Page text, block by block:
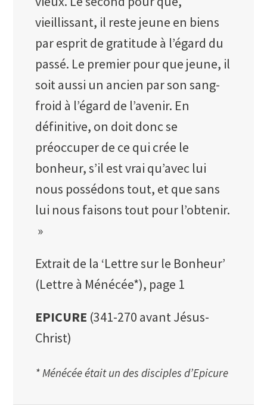
vieillissant, il reste jeune en biens
par esprit de gratitude à l’égard du
passé. Le premier pour que jeune, il
soit aussi un ancien par son sang-
froid à l’égard de l’avenir. En
définitive, on doit donc se
préoccuper de ce qui crée le
bonheur, s’il est vrai qu’avec lui
nous possédons tout, et que sans
lui nous faisons tout pour l’obtenir.
»
Extrait de la ‘Lettre sur le Bonheur’
(Lettre à Ménécée*), page 1
EPICURE (341-270 avant Jésus-
Christ)
* Ménécée était un des disciples d’Epicure